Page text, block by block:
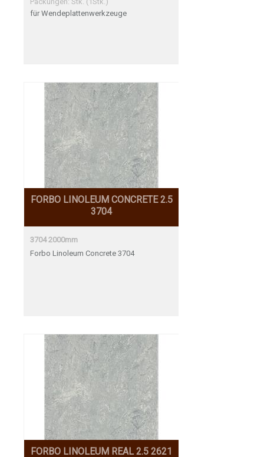
für Wendeplattenwerkzeuge
FORBO LINOLEUM CONCRETE 2.5
3704
3704 2000mm
Forbo Linoleum Concrete 3704
FORBO LINOLEUM REAL 2.5 2621